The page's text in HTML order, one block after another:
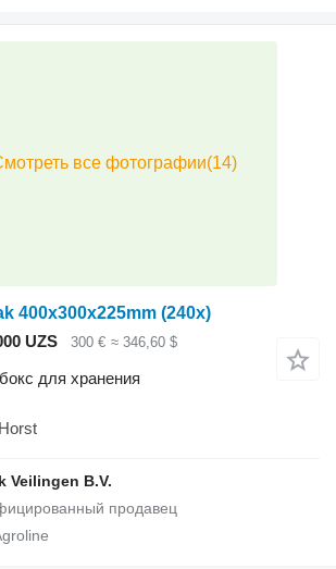
400x300x225mm (240x)
UZS
300 € ≈ 346,60 $
для хранения
Veilingen B.V.